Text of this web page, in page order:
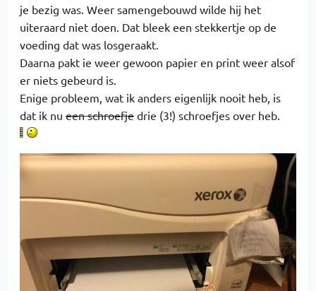
je bezig was. Weer samengebouwd wilde hij het
uiteraard niet doen. Dat bleek een stekkertje op de
voeding dat was losgeraakt.
Daarna pakt ie weer gewoon papier en print weer alsof
er niets gebeurd is.
Enige probleem, wat ik anders eigenlijk nooit heb, is
dat ik nu een schroefje drie (3!) schroefjes over heb.